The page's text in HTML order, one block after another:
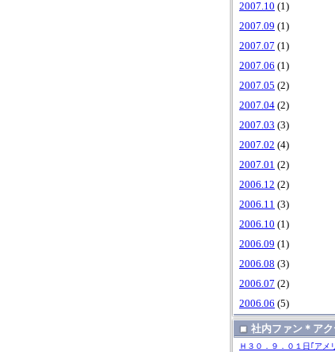
2007.10 (1)
2007.09 (1)
2007.07 (1)
2007.06 (1)
2007.05 (2)
2007.04 (2)
2007.03 (3)
2007.02 (4)
2007.01 (2)
2006.12 (2)
2006.11 (3)
2006.10 (1)
2006.09 (1)
2006.08 (3)
2006.07 (2)
2006.06 (5)
社内ファン＊アク
Ｈ３０．９．０１日｢アメ